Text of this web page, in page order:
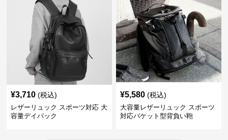
¥3,710 (税込)
レザーリュック スポーツ対応 大
容量デイパック
¥5,580 (税込)
大容量レザーリュック スポーツ
対応バケット型背負い鞄